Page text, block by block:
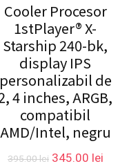
Cooler Procesor
1stPlayer® X-
Starship 240-bk,
display IPS
personalizabil de
4 inches, ARGB,
compatibil
AMD/Intel, negru
395.00lei Prețul
345.00 leiPrețul